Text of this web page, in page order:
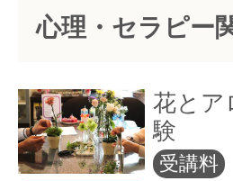
ックを学ぶサロンで
マアドバイザー、
ト、キャンドルセ
室・Netショップ等
心理・セラピー
花とア
験
受講料